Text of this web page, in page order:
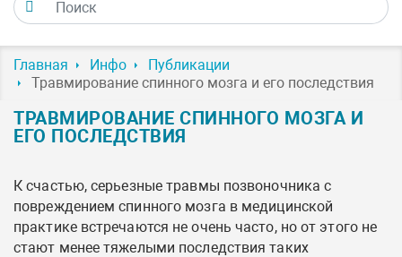
Главная Инфо
Публикации
Травмирование спинного мозга и его последствия
ТРАВМИРОВАНИЕ СПИННОГО МОЗГА И
ЕГО ПОСЛЕДСТВИЯ
К счастью, серьезные травмы позвоночника с
повреждением спинного мозга в медицинской
практике встречаются не очень часто, но от этого не
стают менее тяжелыми последствия таких